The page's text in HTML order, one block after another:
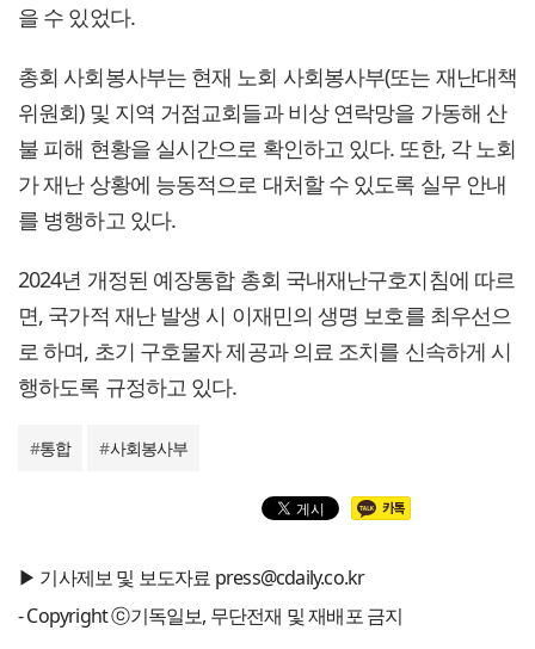
을 수 있었다.
총회 사회봉사부는 현재 노회 사회봉사부(또는 재난대책
위원회) 및 지역 거점교회들과 비상 연락망을 가동해 산
불 피해 현황을 실시간으로 확인하고 있다. 또한, 각 노회
가 재난 상황에 능동적으로 대처할 수 있도록 실무 안내
를 병행하고 있다.
2024년 개정된 예장통합 총회 국내재난구호지침에 따르
면, 국가적 재난 발생 시 이재민의 생명 보호를 최우선으
로 하며, 초기 구호물자 제공과 의료 조치를 신속하게 시
행하도록 규정하고 있다.
#통합 #사회봉사부
▶ 기사제보 및 보도자료 press@cdaily.co.kr
- Copyright ⓒ기독일보, 무단전재 및 재배포 금지